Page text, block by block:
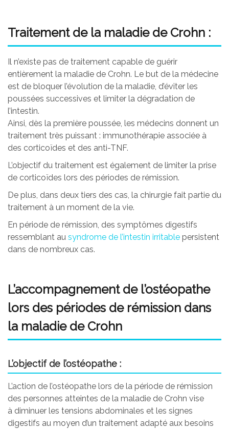
Traitement de la maladie de Crohn :
Il n’existe pas de traitement capable de guérir
entièrement la maladie de Crohn. Le but de la médecine
est de bloquer l’évolution de la maladie, d’éviter les
poussées successives et limiter la dégradation de
l’intestin.
Ainsi, dès la première poussée, les médecins donnent un
traitement très puissant : immunothérapie associée à
des corticoïdes et des anti-TNF.
L’objectif du traitement est également de limiter la prise
de corticoïdes lors des périodes de rémission.
De plus, dans deux tiers des cas, la chirurgie fait partie du
traitement à un moment de la vie.
En période de rémission, des symptômes digestifs
ressemblant au syndrome de l’intestin irritable persistent
dans de nombreux cas.
L’accompagnement de l’ostéopathe
lors des périodes de rémission dans
la maladie de Crohn
L’objectif de l’ostéopathe :
L’action de l’ostéopathe lors de la période de rémission
des personnes atteintes de la maladie de Crohn vise
à diminuer les tensions abdominales et les signes
digestifs au moyen d’un traitement adapté aux besoins